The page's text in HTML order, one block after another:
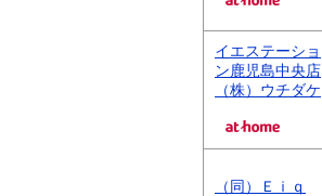
イエステーショ
ン鹿児島中央店
（株）ウチダケ
（同）Ｅｉｑ